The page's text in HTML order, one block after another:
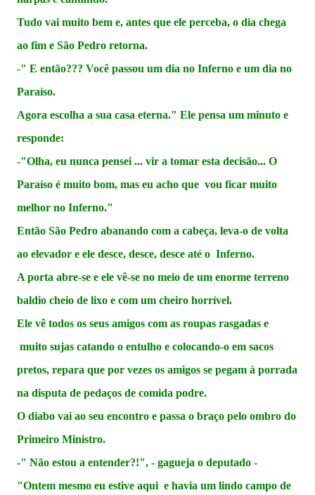
Tudo vai muito bem e, antes que ele perceba, o dia chega
ao fim e São Pedro retorna.
-" E então??? Você passou um dia no Inferno e um dia no
Paraíso.
Agora escolha a sua casa eterna." Ele pensa um minuto e
responde:
-"Olha, eu nunca pensei ... vir a tomar esta decisão... O
Paraíso é muito bom, mas eu acho que vou ficar muito
melhor no Inferno."
Então São Pedro abanando com a cabeça, leva-o de volta
ao elevador e ele desce, desce, desce até o Inferno.
A porta abre-se e ele vê-se no meio de um enorme terreno
baldio cheio de lixo e com um cheiro horrível.
Ele vê todos os seus amigos com as roupas rasgadas e
muito sujas catando o entulho e colocando-o em sacos
pretos, repara que por vezes os amigos se pegam á porrada
na disputa de pedaços de comida podre.
O diabo vai ao seu encontro e passa o braço pelo ombro do
Primeiro Ministro.
-" Não estou a entender?!", - gagueja o deputado -
"Ontem mesmo eu estive aqui e havia um lindo campo de